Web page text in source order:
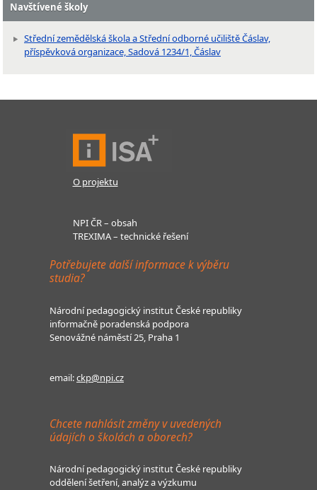
Navštívené školy
Střední zemědělská škola a Střední odborné učiliště Čáslav,
příspěvková organizace, Sadová 1234/1, Čáslav
O projektu
NPI ČR – obsah
TREXIMA – technické řešení
Potřebujete další informace k výběru
studia?
Národní pedagogický institut České republiky
informačně poradenská podpora
Senovážné náměstí 25, Praha 1
email:ckp@npi.cz
Chcete nahlásit změny v uvedených
údajích o školách a oborech?
Národní pedagogický institut České republiky
oddělení šetření, analýz a výzkumu